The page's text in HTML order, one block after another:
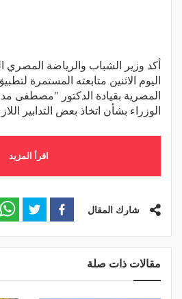
أكد وزير الشباب والرياضة
اليوم الاثنين متابعته المستمرة
المصرية بقيادة الدكتور "مصطفى
الوزراء بشأن اتخاذ بعض التدابير
اقرأ المزيد
شارك المقال
مقالات ذات صلة